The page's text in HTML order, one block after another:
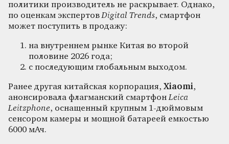
политики производитель не раскрывает. Однако,
по оценкам экспертовDigital Trends, смартфон
может поступить в продажу:
на внутреннем рынке Китая во второй
половине 2026 года;
с последующим глобальным выходом.
Ранее другая китайская корпорация, Xiaomi,
анонсировала флагманский смартфонLeica
Leitzphone, оснащенный крупным 1-дюймовым
сенсором камеры и мощной батареей емкостью
6000 мАч.